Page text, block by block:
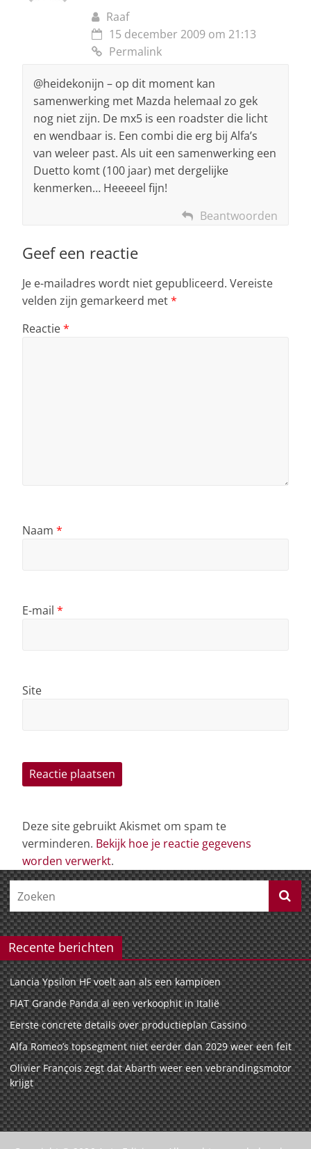
Raaf
15 december 2009 om 21:13
Permalink
@heidekonijn – op dit moment kan
samenwerking met Mazda helemaal zo gek
nog niet zijn. De mx5 is een roadster die licht
en wendbaar is. Een combi die erg bij Alfa’s
van weleer past. Als uit een samenwerking een
Duetto komt (100 jaar) met dergelijke
kenmerken… Heeeeel fijn!
Beantwoorden
Geef een reactie
Je e-mailadres wordt niet gepubliceerd. Vereiste
velden zijn gemarkeerd met*
Reactie*
Naam *
E-mail *
Site
Deze site gebruikt Akismet om spam te
verminderen. Bekijk hoe je reactie gegevens
worden verwerkt.
Recente berichten
Lancia Ypsilon HF voelt aan als een kampioen
FIAT Grande Panda al een verkoophit in Italië
Eerste concrete details over productieplan Cassino
Alfa Romeo’s topsegment niet eerder dan 2029 weer een feit
Olivier François zegt dat Abarth weer een vebrandingsmotor
krijgt